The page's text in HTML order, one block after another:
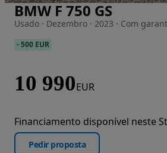
Imagem 1 de 11
BMW F 750 GS
Usado · Dezembro · 2023 · Com
-500 EUR
10 990EUR
Financiamento disponível neste
Pedir proposta